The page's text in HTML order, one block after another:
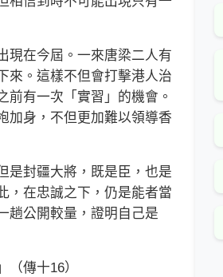
在今屆。一來唐梁二人有
來。這樣不但會打擊港人治
有一次「實習」的機會。
加身，不但更加難以領導香
封疆大將，既是臣，也是
，在忠誠之下，仍是能者當
趟公開較量，證明自己是
傳十16）